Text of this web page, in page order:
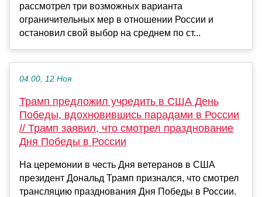
рассмотрел три возможных варианта
ограничительных мер в отношении России и
остановил свой выбор на среднем по ст...
04:00, 12 Ноя
Трамп предложил учредить в США День
Победы, вдохновившись парадами в России
// Трамп заявил, что смотрел празднование
Дня Победы в России
На церемонии в честь Дня ветеранов в США
президент Дональд Трамп признался, что смотрел
трансляцию празднования Дня Победы в России.